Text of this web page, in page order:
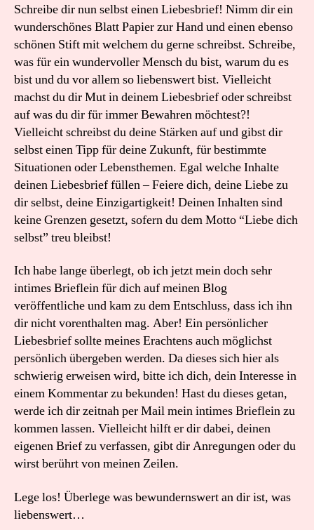
Schreibe dir nun selbst einen Liebesbrief! Nimm dir ein
wunderschönes Blatt Papier zur Hand und einen ebenso
schönen Stift mit welchem du gerne schreibst. Schreibe,
was für ein wundervoller Mensch du bist, warum du es
bist und du vor allem so liebenswert bist. Vielleicht
machst du dir Mut in deinem Liebesbrief oder schreibst
auf was du dir für immer Bewahren möchtest?!
Vielleicht schreibst du deine Stärken auf und gibst dir
selbst einen Tipp für deine Zukunft, für bestimmte
Situationen oder Lebensthemen. Egal welche Inhalte
deinen Liebesbrief füllen – Feiere dich, deine Liebe zu
dir selbst, deine Einzigartigkeit! Deinen Inhalten sind
keine Grenzen gesetzt, sofern du dem Motto “Liebe dich
selbst” treu bleibst!
Ich habe lange überlegt, ob ich jetzt mein doch sehr
intimes Brieflein für dich auf meinen Blog
veröffentliche und kam zu dem Entschluss, dass ich ihn
dir nicht vorenthalten mag. Aber! Ein persönlicher
Liebesbrief sollte meines Erachtens auch möglichst
persönlich übergeben werden. Da dieses sich hier als
schwierig erweisen wird, bitte ich dich, dein Interesse in
einem Kommentar zu bekunden! Hast du dieses getan,
werde ich dir zeitnah per Mail mein intimes Brieflein zu
kommen lassen. Vielleicht hilft er dir dabei, deinen
eigenen Brief zu verfassen, gibt dir Anregungen oder du
wirst berührt von meinen Zeilen.
Lege los! Überlege was bewundernswert an dir ist, was
liebenswert…